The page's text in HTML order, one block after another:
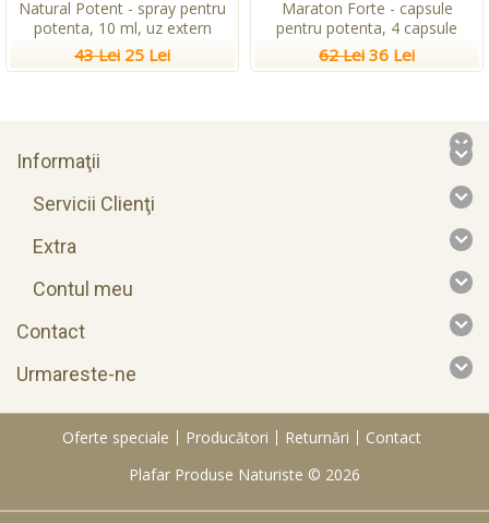
Natural Potent - spray pentru
potenta, 10 ml, uz extern
43 Lei 25 Lei
Maraton Forte - capsule
pentru potenta, 4 capsule
62 Lei 36 Lei
Informaţii
Servicii Clienţi
Extra
Contul meu
Contact
Urmareste-ne
Oferte speciale Producători Returnări
Contact
Plafar Produse Naturiste © 2026